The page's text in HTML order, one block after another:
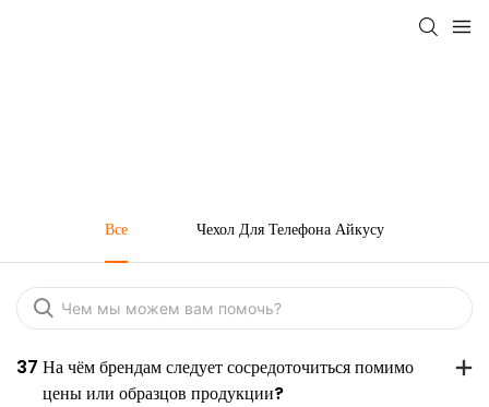
Все Чехол Для Телефона Айкусу
37 На чём брендам следует сосредоточиться помимо
цены или образцов продукции?